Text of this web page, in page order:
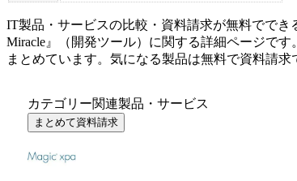
IT製品・サービスの比較・資料請求が無料ででき
Miracle』（ 開発ツール）に関する詳細ページで
まとめています。気になる製品は無料で資料請求
カテゴリー関連製品・サービス
まとめて資料請求